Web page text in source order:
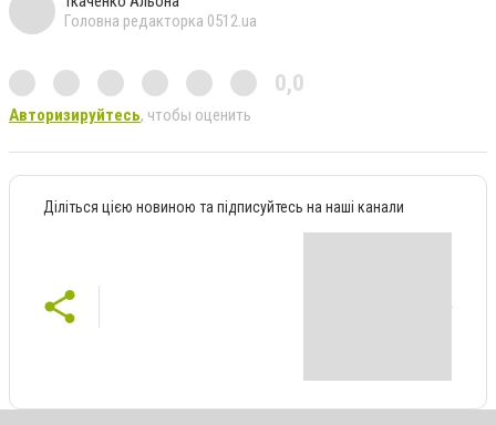
Головна редакторка 0512.ua
0,0
Авторизируйтесь, чтобы оценить
Діліться цією новиною та підписуйтесь на наші канали